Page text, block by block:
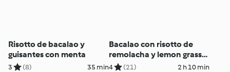
Risotto de bacalao y
guisantes con menta
3 (8) 35 min
Bacalao con risotto de
remolacha y lemon grass
al vacío
4 (21) 2 h 10 min